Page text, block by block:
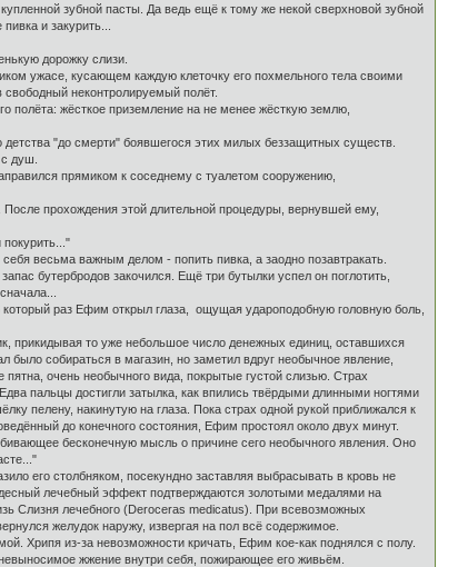
зубной пасты. Да ведь ещё к тому же некой сверхновой зубной
и закурить...
дорожку слизи.
ужасе, кусающем каждую клеточку его похмельного тела своими
неконтролируемый полёт.
полёта: жёсткое приземление на не менее жёсткую землю,
"до смерти" боявшегося этих милых беззащитных существ.
душ.
прямиком к соседнему с туалетом сооружению,
прохождения этой длительной процедуры, вернувшей ему,
весьма важным делом - попить пивка, а заодно позавтракать.
бутербродов закочился. Ещё три бутылки успел он поглотить,
который раз Ефим открыл глаза, ощущая удароподобную головную боль,
прикидывая то уже небольшое число денежных единиц, оставшихся
собираться в магазин, но заметил вдруг необычное явление,
очень необычного вида, покрытые густой слизью. Страх
пальцы достигли затылка, как впились твёрдыми длинными ногтями
пелену, накинутую на глаза. Пока страх одной рукой приближался к
до конечного состояния, Ефим простоял около двух минут.
бесконечную мысль о причине сего необычного явления. Оно
его столбняком, посекундно заставляя выбрасывать в кровь не
лечебный эффект подтверждаются золотыми медалями на
Слизня лечебного (Deroceras medicatus). При всевозможных
желудок наружу, извергая на пол всё содержимое.
Хрипя из-за невозможности кричать, Ефим кое-как поднялся с полу.
жжение внутри себя, пожирающее его живьём.